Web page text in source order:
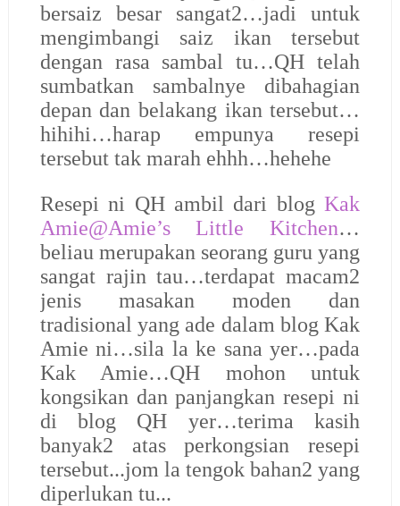
bersaiz besar sangat2…jadi untuk
mengimbangi saiz ikan tersebut
dengan rasa sambal tu…QH telah
sumbatkan sambalnye dibahagian
depan dan belakang ikan tersebut…
hihihi…harap empunya resepi
tersebut tak marah ehhh…hehehe
Resepi ni QH ambil dari blogKak
Amie@Amie’s Little Kitchen…
beliau merupakan seorang guru yang
sangat rajin tau…terdapat macam2
jenis masakan moden dan
tradisional yang ade dalam blog Kak
Amie ni…sila la ke sana yer…pada
Kak Amie…QH mohon untuk
kongsikan dan panjangkan resepi ni
di blog QH yer…terima kasih
banyak2 atas perkongsian resepi
tersebut...jom la tengok bahan2 yang
diperlukan tu...